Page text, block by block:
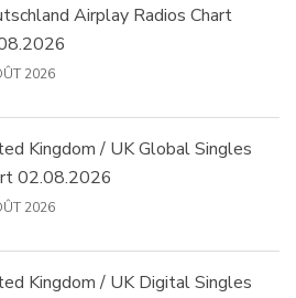
Airplay Radios Chart
2026
Kingdom / UK Global Singles
02.08.2026
2026
Kingdom / UK Digital Singles